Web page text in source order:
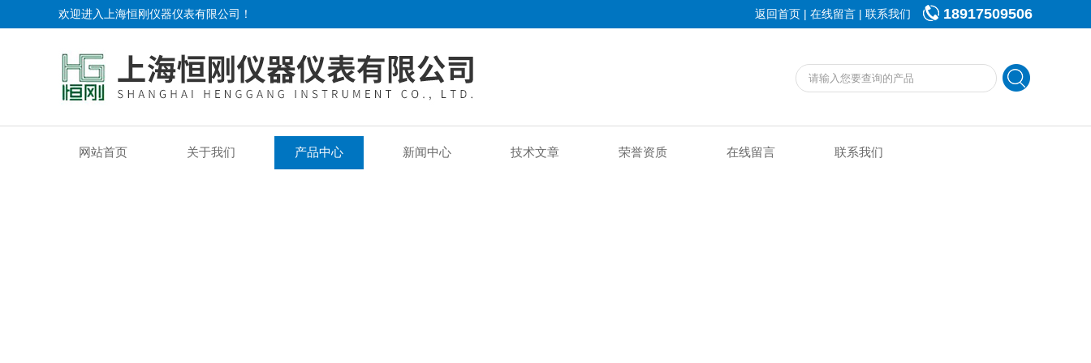
欢迎进入上海恒刚仪器仪表有限公司！ 18917509506
返回首页 | 在线留言 | 联系我们
网站首页 关于我们 产品中心 新闻中心 技术文章 荣誉资质 在线留言 联系我们